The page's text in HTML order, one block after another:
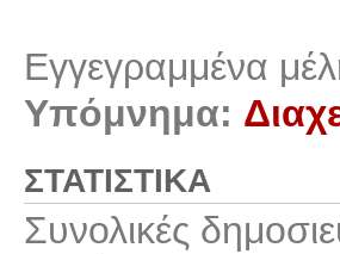
Εγγεγραμμένα
Υπόμνημα:
ΣΤΑΤΙΣΤΙΚΆ
Συνολικές